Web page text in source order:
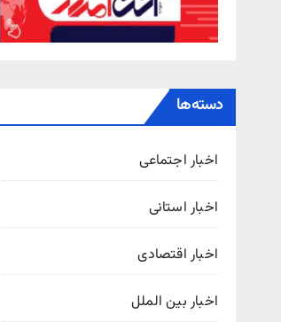
دسته‌ها
اخبار اجتماعی
اخبار استانی
اخبار اقتصادی
اخبار بین الملل